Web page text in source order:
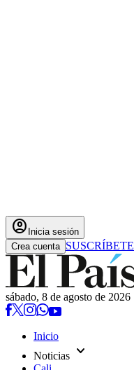
account_circle Inicia sesión
Crea cuenta SUSCRÍBETE
sábado, 8 de agosto de 2026
Inicio
Noticias expand_more